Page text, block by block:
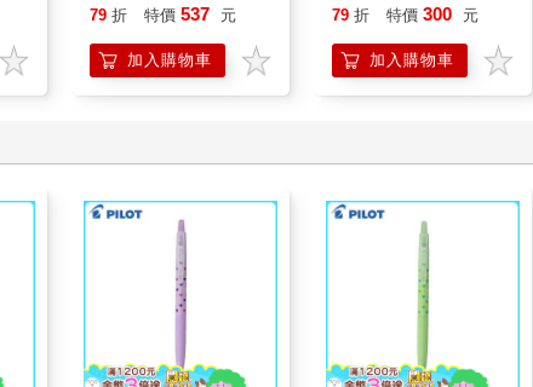
79 折 特價 537 元
加入購物車
79 折 特價 300 元
加入購物車